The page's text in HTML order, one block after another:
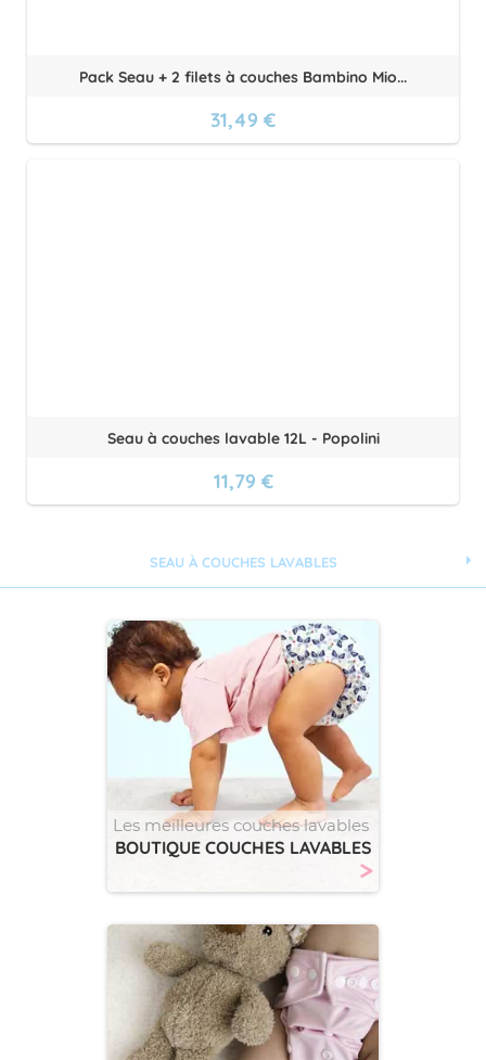
SEAU À COUCHES LAVABLES
Les meilleures couches lavables
BOUTIQUE COUCHES LAVABLES
>
Pack Seau + 2 filets à couches Bambino Mio...
31,49 €
Seau à couches lavable 12L - Popolini
11,79 €